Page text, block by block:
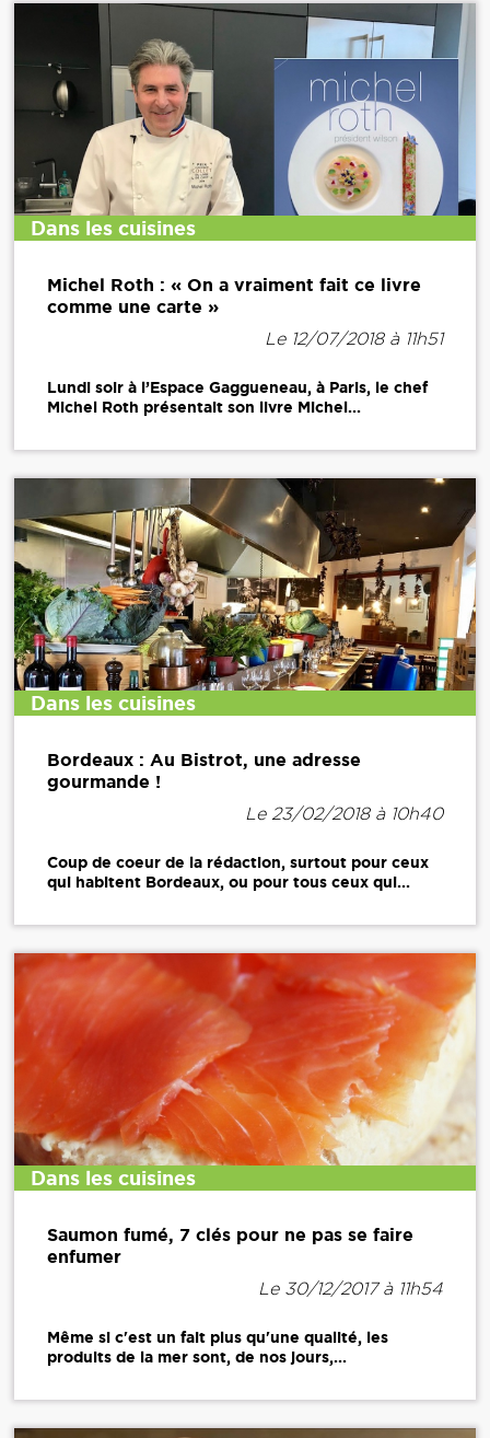
Dans les cuisines
Michel Roth : « On a vraiment fait ce livre
comme une carte »
Le 12/07/2018 à 11h51
Lundi soir à l’Espace Gaggueneau, à Paris, le chef
Michel Roth présentait son livre Michel...
Dans les cuisines
Bordeaux : Au Bistrot, une adresse
gourmande !
Le 23/02/2018 à 10h40
Coup de coeur de la rédaction, surtout pour ceux
qui habitent Bordeaux, ou pour tous ceux qui...
Dans les cuisines
Saumon fumé, 7 clés pour ne pas se faire
enfumer
Le 30/12/2017 à 11h54
Même si c'est un fait plus qu'une qualité, les
produits de la mer sont, de nos jours,...